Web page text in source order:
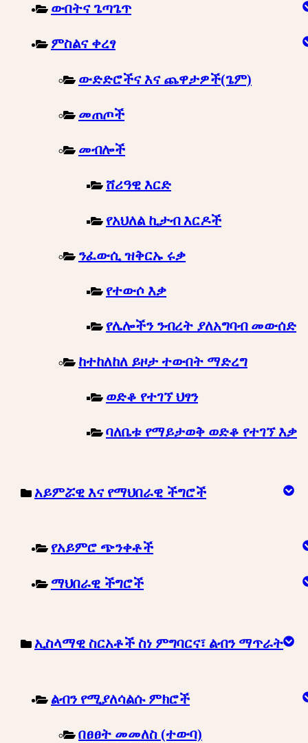
ውበትና ጌጣጌጥ
ምስልና ቀረፃ
ውድድሮችና እና ጨዋታዎች(ጌም)
መጠጦች
መብሎች
ሸሪዓዊ እርድ
የአህለል ኪታብ እርዶች
ንፈውሲ ዝቅርኡ ሩቃ
የተውሶ እቃ
የሌሎችን ንብረት ያለአግባብ መውሰድ
ከተከለከለ ይዞታ ተውበት ማድረግ
ወድቆ የተገኘ ህፃን
ባለቤቱ የማይታወቅ ወድቆ የተገኘ እቃ
አይምሯዊ እና የማህበራዊ ችግሮች
የአይምሮ ጭንቀቶች
ማህበራዊ ችግሮች
ኢስላማዊ ስርአቶች ስነ ምግባርና፣ ልብን ማጥራት
ልብን የሚያለሳልሱ ምክሮች
በፀፀት መመለስ (ተውባ)